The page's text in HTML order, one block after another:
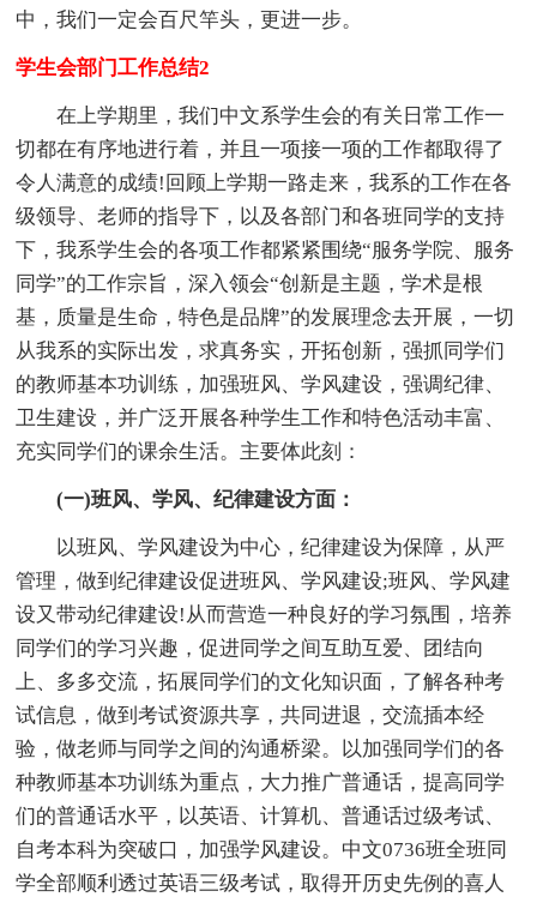
中，我们一定会百尺竿头，更进一步。
学生会部门工作总结2
在上学期里，我们中文系学生会的有关日常工作一
切都在有序地进行着，并且一项接一项的工作都取得了
令人满意的成绩!回顾上学期一路走来，我系的工作在各
级领导、老师的指导下，以及各部门和各班同学的支持
下，我系学生会的各项工作都紧紧围绕“服务学院、服务
同学”的工作宗旨，深入领会“创新是主题，学术是根
基，质量是生命，特色是品牌”的发展理念去开展，一切
从我系的实际出发，求真务实，开拓创新，强抓同学们
的教师基本功训练，加强班风、学风建设，强调纪律、
卫生建设，并广泛开展各种学生工作和特色活动丰富、
充实同学们的课余生活。主要体此刻：
(一)班风、学风、纪律建设方面：
以班风、学风建设为中心，纪律建设为保障，从严
管理，做到纪律建设促进班风、学风建设;班风、学风建
设又带动纪律建设!从而营造一种良好的学习氛围，培养
同学们的学习兴趣，促进同学之间互助互爱、团结向
上、多多交流，拓展同学们的文化知识面，了解各种考
试信息，做到考试资源共享，共同进退，交流插本经
验，做老师与同学之间的沟通桥梁。以加强同学们的各
种教师基本功训练为重点，大力推广普通话，提高同学
们的普通话水平，以英语、计算机、普通话过级考试、
自考本科为突破口，加强学风建设。中文0736班全班同
学全部顺利透过英语三级考试，取得开历史先例的喜人